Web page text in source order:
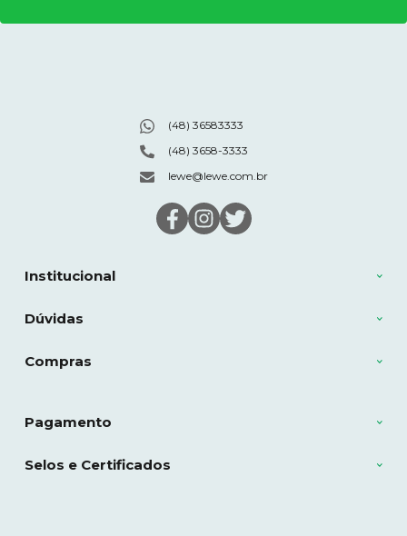
Institucional
Dúvidas
Compras
(48) 36583333
(48) 3658-3333
lewe@lewe.com.br
Pagamento
Selos e Certificados